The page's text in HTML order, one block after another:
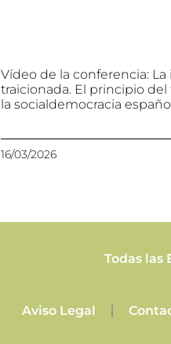
Vídeo de la conferencia: La
traicionada. El principio del
la socialdemocracia
16/03/2026
Todas las
Aviso Legal